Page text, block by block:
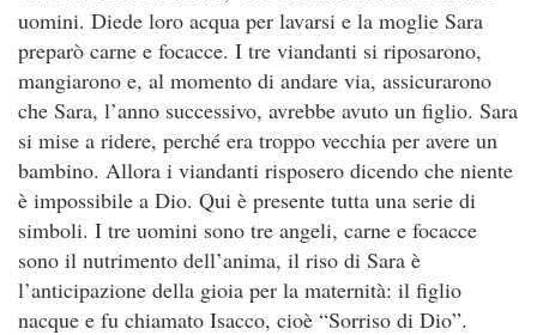
uomini. Diede loro acqua per lavarsi e la moglie Sara
preparò carne e focacce. I tre viandanti si riposarono,
mangiarono e, al momento di andare via, assicurarono
che Sara, l’anno successivo, avrebbe avuto un figlio. Sara
si mise a ridere, perché era troppo vecchia per avere un
bambino. Allora i viandanti risposero dicendo che niente
è impossibile a Dio. Qui è presente tutta una serie di
simboli. I tre uomini sono tre angeli, carne e focacce
sono il nutrimento dell’anima, il riso di Sara è
l’anticipazione della gioia per la maternità: il figlio
nacque e fu chiamato Isacco, cioè “Sorriso di Dio”.